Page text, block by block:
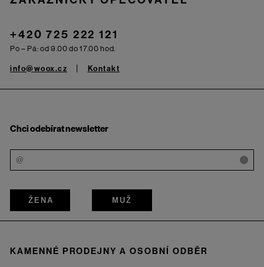
+420 725 222 121
Po – Pá: od 9.00 do 17.00 hod.
info@woox.cz Kontakt
Chci odebírat newsletter
i
ŽENA MUŽ
KAMENNÉ PRODEJNY A OSOBNÍ ODBĚR